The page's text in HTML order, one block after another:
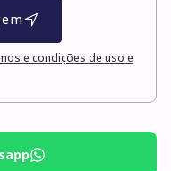
e condições de uso e